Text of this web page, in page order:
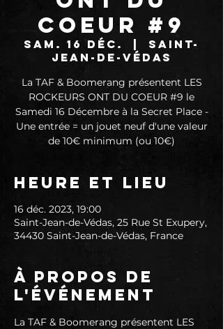
COEUR #9
sam. 16 déc.
Saint-
Jean-de-Védas
La TAF & Boomerang présentent LES
ROCKEURS ONT DU COEUR #9 le
Samedi 16 Décembre à la Secret Place -
Une entrée = un jouet neuf d'une valeur
de 10€ minimum (ou 10€)
Heure et lieu
16 déc. 2023, 19:00
Saint-Jean-de-Védas, 25 Rue St Exupery,
34430 Saint-Jean-de-Védas, France
À propos de
l'événement
La TAF & Boomerang présentent LES